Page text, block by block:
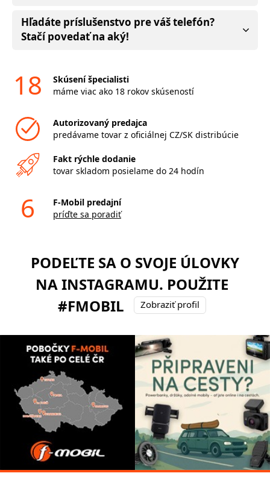
Hľadáte príslušenstvo pre váš telefón?
Stačí povedať na aký!
18
Skúsení špecialisti
máme viac ako 18 rokov skúseností
Autorizovaný predajca
predávame tovar z oficiálnej CZ/SK distribúcie
Fakt rýchle dodanie
tovar skladom posielame do 24 hodín
6
F-Mobil predajní
príďte sa poradiť
PODEĽTE SA O SVOJE ÚLOVKY
NA INSTAGRAMU. POUŽITE
#FMOBIL
Zobraziť profil